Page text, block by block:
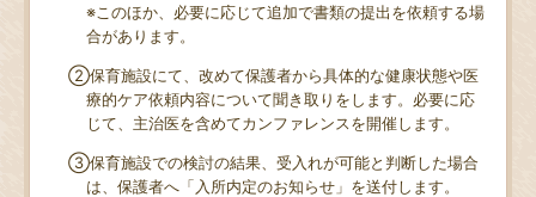
※このほか、必要に応じて追加で書類の提出を依頼する場
合があります。
②保育施設にて、改めて保護者から具体的な健康状態や医
療的ケア依頼内容について聞き取りをします。必要に応
じて、主治医を含めてカンファレンスを開催します。
③保育施設での検討の結果、受入れが可能と判断した場合
は、保護者へ「入所内定のお知らせ」を送付します。